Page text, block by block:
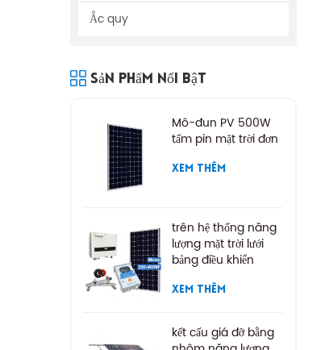
Ắc quy
Sản Phẩm Nổi Bật
Mô-đun PV 500W
tấm pin mặt trời đơn
XEM THÊM
trên hệ thống năng
lượng mặt trời lưới
bảng điều khiển
XEM THÊM
kết cấu giá đỡ bằng